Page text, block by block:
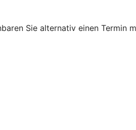
Sie alternativ einen Termin